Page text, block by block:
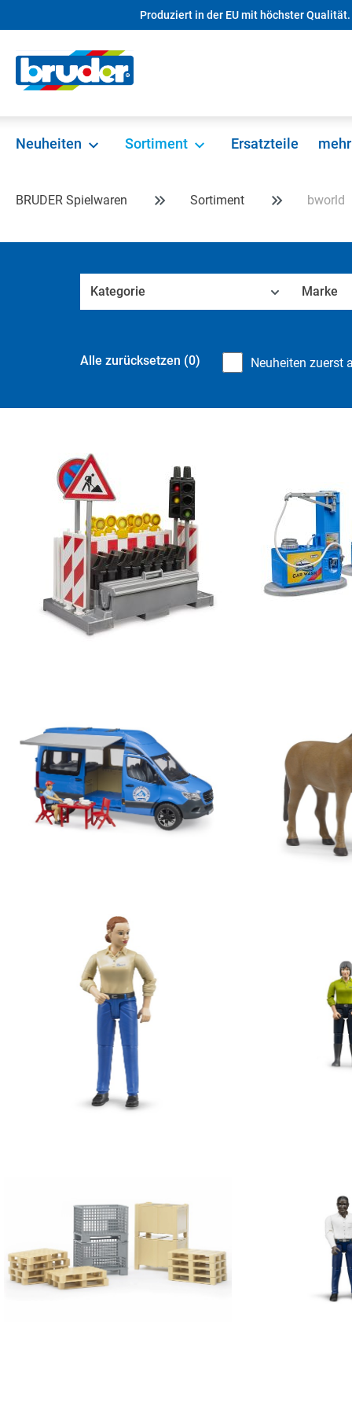
Zur Hauptnavigation springenProduziert in der EU mit höchster Qualität.
Neuheiten Sortiment Ersatzteile mehr
BRUDER Spielwaren Sortiment bworld
Kategorie Marke
Neuheiten zuerst
Alle zurücksetzen (0)